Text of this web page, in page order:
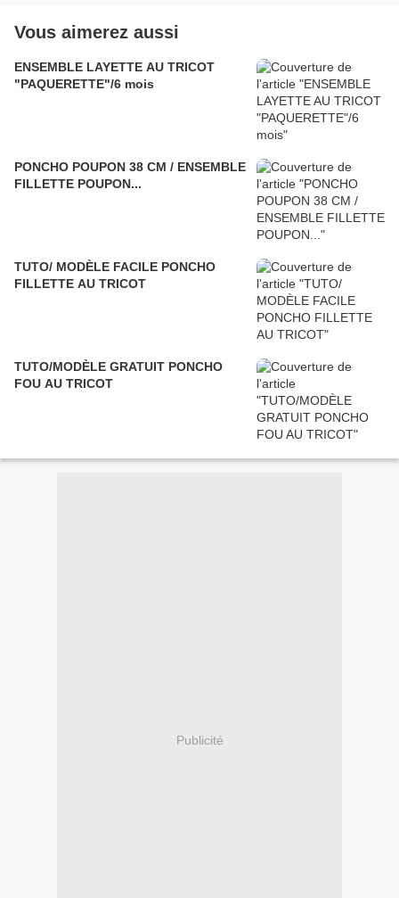
Vous aimerez aussi
ENSEMBLE LAYETTE AU TRICOT
"PAQUERETTE"/6 mois
PONCHO POUPON 38 CM / ENSEMBLE
FILLETTE POUPON...
TUTO/ MODÈLE FACILE PONCHO
FILLETTE AU TRICOT
TUTO/MODÈLE GRATUIT PONCHO
FOU AU TRICOT
Publicité